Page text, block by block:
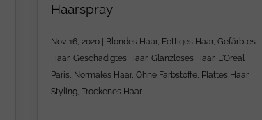
Haarspray
Nov. 16, 2020 | Blondes Haar, Fettiges Haar, Gefärbtes
Haar, Geschädigtes Haar, Glanzloses Haar, L'Oréal
Paris Normales Haar, Ohne Farbstoffe Plattes Haar,
Styling Trockenes Haar